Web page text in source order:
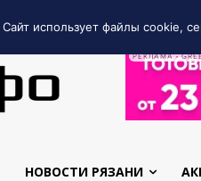
РЕКЛАМА •
НОВОСТИ РЯЗАНИ
Сайт использует файлы cookie,